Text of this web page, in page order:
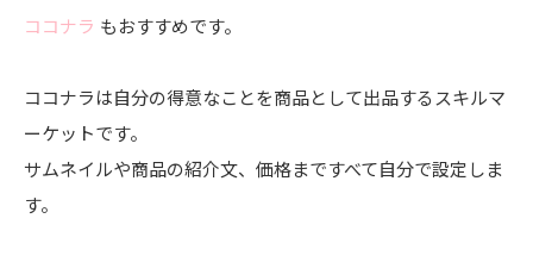
ココナラ もおすすめです。
ココナラは自分の得意なことを商品として出品するスキルマ
ーケットです。
サムネイルや商品の紹介文、価格まですべて自分で設定しま
す。